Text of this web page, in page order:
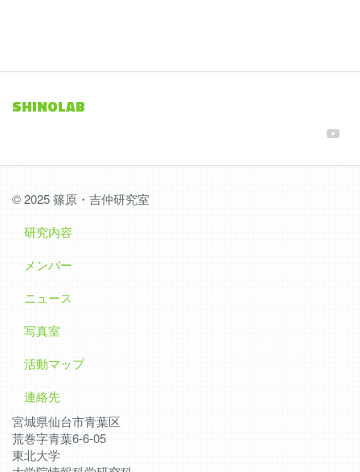
SHINOLAB
© 2025 篠原・吉仲研究室
研究内容
メンバー
ニュース
写真室
活動マップ
連絡先
宮城県仙台市青葉区
荒巻字青葉6-6-05
東北大学